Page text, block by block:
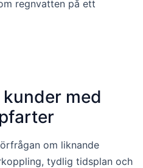
regnvatten på ett
med
om liknande
tydlig tidsplan och